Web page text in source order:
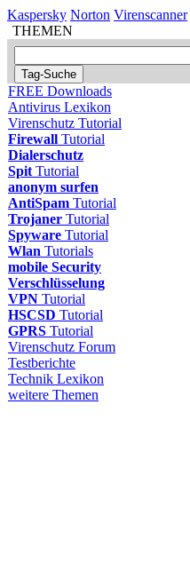
Kaspersky Norton Virenscanner
THEMEN
FREE Downloads
Antivirus Lexikon
Virenschutz Tutorial
Firewall Tutorial
Dialerschutz
Spit Tutorial
anonym surfen
AntiSpam Tutorial
Trojaner Tutorial
Spyware Tutorial
Wlan Tutorials
mobile Security
Verschlüsselung
VPN Tutorial
HSCSD Tutorial
GPRS Tutorial
Virenschutz Forum
Testberichte
Technik Lexikon
weitere Themen